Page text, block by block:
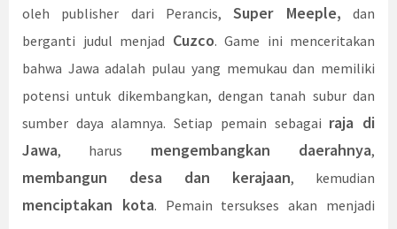
oleh publisher dari Perancis,Super Meeple, dan
berganti judul menjad Cuzco. Game ini menceritakan
bahwa Jawa adalah pulau yang memukau dan memiliki
potensi untuk dikembangkan, dengan tanah subur dan
sumber daya alamnya. Setiap pemain sebagai raja di
Jawa, harus mengembangkan daerahnya,
membangun desa dan kerajaan, kemudian
menciptakan kota. Pemain tersukses akan menjadi